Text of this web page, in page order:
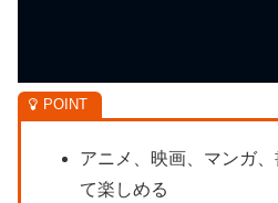
アニメ、映画、マンガ
て楽しめる